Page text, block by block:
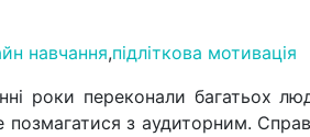
навчання,підліткова мотивація
роки переконали багатьох
з аудиторним.